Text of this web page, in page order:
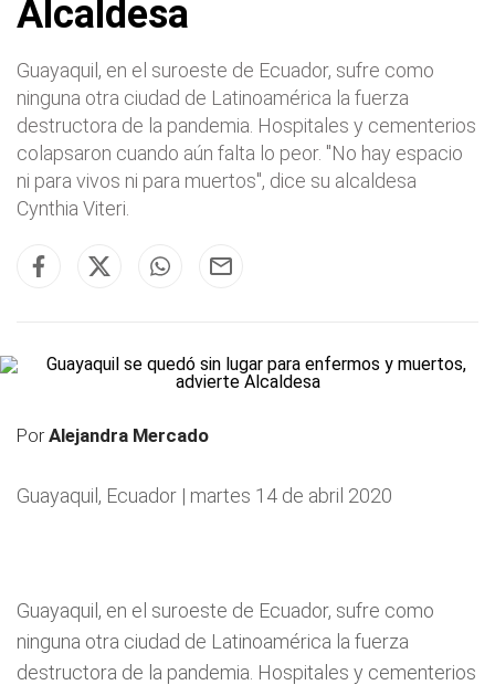
Alcaldesa
Guayaquil, en el suroeste de Ecuador, sufre como
ninguna otra ciudad de Latinoamérica la fuerza
destructora de la pandemia. Hospitales y cementerios
colapsaron cuando aún falta lo peor. "No hay espacio
ni para vivos ni para muertos", dice su alcaldesa
Cynthia Viteri.
PorAlejandra Mercado
Guayaquil, Ecuador | martes 14 de abril 2020
Guayaquil, en el suroeste de Ecuador, sufre como
ninguna otra ciudad de Latinoamérica la fuerza
destructora de la pandemia. Hospitales y cementerios